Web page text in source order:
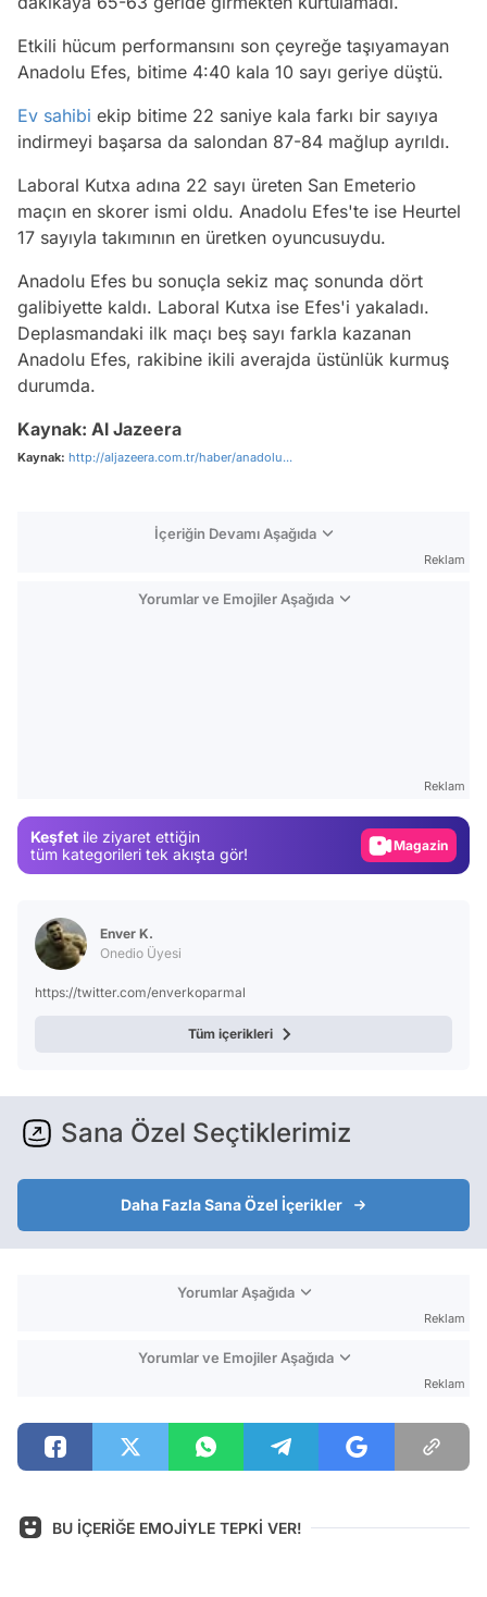
Etkili hücum performansını son çeyreğe taşıyamayan
Anadolu Efes, bitime 4:40 kala 10 sayı geriye düştü.
Ev sahibi ekip bitime 22 saniye kala farkı bir sayıya
indirmeyi başarsa da salondan 87-84 mağlup ayrıldı.
Laboral Kutxa adına 22 sayı üreten San Emeterio
maçın en skorer ismi oldu. Anadolu Efes'te ise Heurtel
17 sayıyla takımının en üretken oyuncusuydu.
Anadolu Efes bu sonuçla sekiz maç sonunda dört
galibiyette kaldı. Laboral Kutxa ise Efes'i yakaladı.
Deplasmandaki ilk maçı beş sayı farkla kazanan
Anadolu Efes, rakibine ikili averajda üstünlük kurmuş
durumda.
Kaynak: Al Jazeera
Kaynak: http://aljazeera.com.tr/haber/anadolu...
İçeriğin Devamı Aşağıda
Reklam
Yorumlar ve Emojiler Aşağıda
Reklam
Keşfet ile ziyaret ettiğin
tüm kategorileri tek akışta gör!
Magazin
Enver K.
Onedio Üyesi
https://twitter.com/enverkoparmal
Tüm içerikleri
Sana Özel Seçtiklerimiz
Daha Fazla Sana Özel İçerikler
Yorumlar Aşağıda
Reklam
Yorumlar ve Emojiler Aşağıda
Reklam
BU İÇERİĞE EMOJİYLE TEPKİ VER!